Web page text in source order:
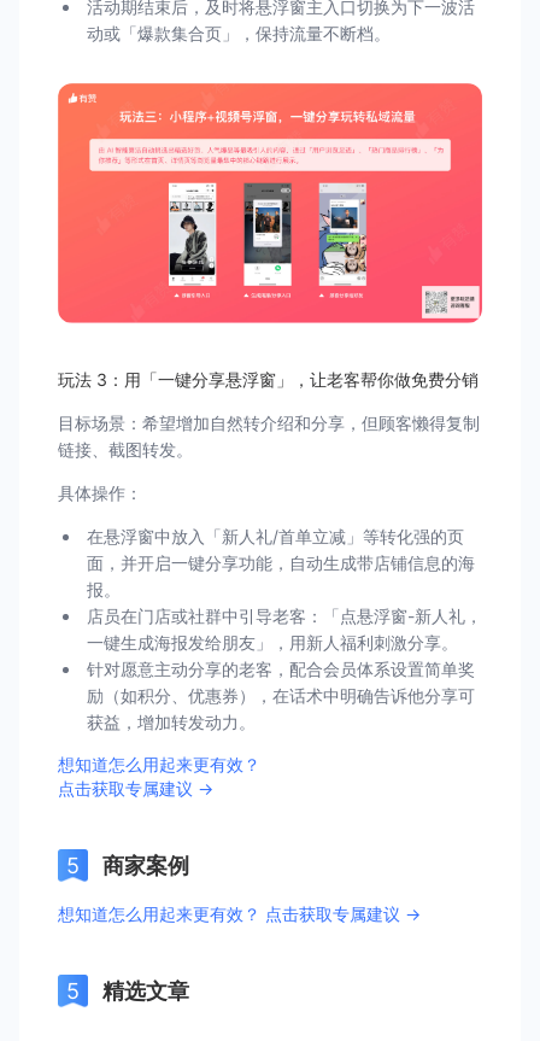
活动期结束后，及时将悬浮窗主入口切换为下一波活
动或「爆款集合页」，保持流量不断档。
玩法 3：用「一键分享悬浮窗」，让老客帮你做免费分销
目标场景：希望增加自然转介绍和分享，但顾客懒得复制
链接、截图转发。
具体操作：
在悬浮窗中放入「新人礼/首单立减」等转化强的页
面，并开启一键分享功能，自动生成带店铺信息的海
报。
店员在门店或社群中引导老客：「点悬浮窗-新人礼，
一键生成海报发给朋友」，用新人福利刺激分享。
针对愿意主动分享的老客，配合会员体系设置简单奖
励（如积分、优惠券），在话术中明确告诉他分享可
获益，增加转发动力。
想知道怎么用起来更有效？
点击获取专属建议 →
商家案例
想知道怎么用起来更有效？ 点击获取专属建议 →
精选文章